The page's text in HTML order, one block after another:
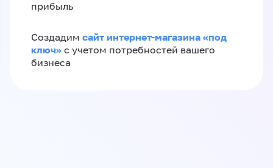
прибыль
Создадим сайт интернет-магазина «под
ключ» с учетом потребностей вашего
бизнеса